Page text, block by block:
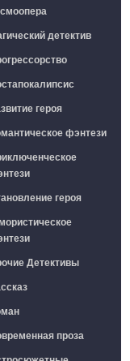
детектив
героя
фэнтези
героя
Детективы
проза